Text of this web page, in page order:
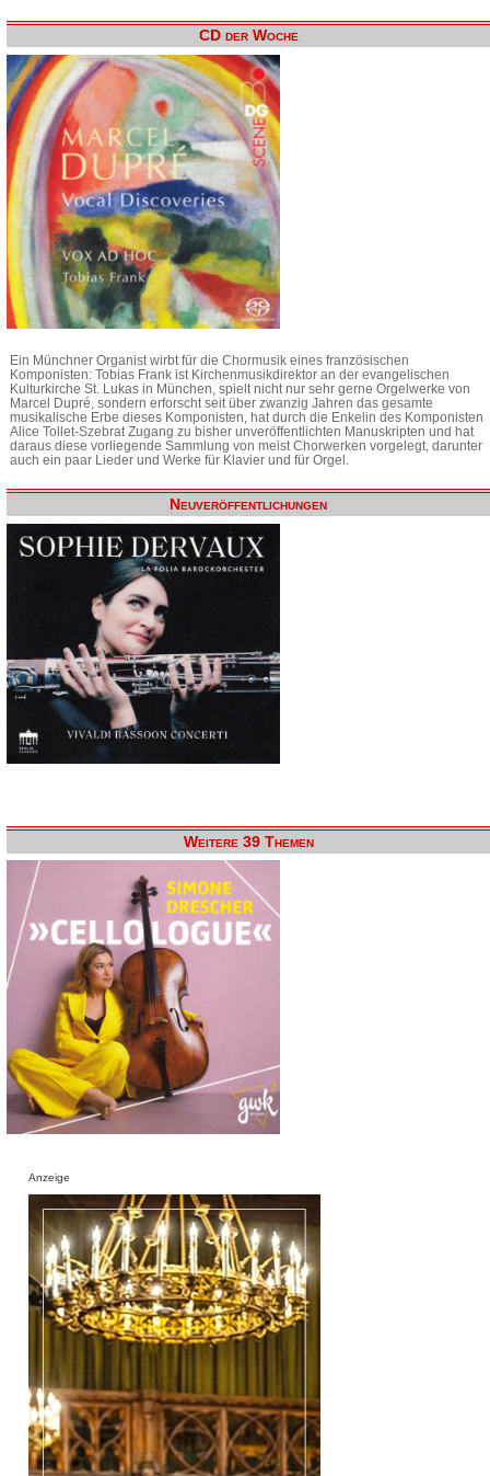
CD der Woche
Ein Münchner Organist wirbt für die Chormusik eines französischen
Komponisten: Tobias Frank ist Kirchenmusikdirektor an der evangelischen
Kulturkirche St. Lukas in München, spielt nicht nur sehr gerne Orgelwerke von
Marcel Dupré, sondern erforscht seit über zwanzig Jahren das gesamte
musikalische Erbe dieses Komponisten, hat durch die Enkelin des Komponisten
Alice Tollet-Szebrat Zugang zu bisher unveröffentlichten Manuskripten und hat
daraus diese vorliegende Sammlung von meist Chorwerken vorgelegt, darunter
auch ein paar Lieder und Werke für Klavier und für Orgel.
Neuveröffentlichungen
Weitere 39 Themen
Anzeige